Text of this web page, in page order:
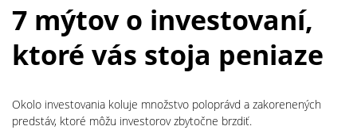
7 mýtov o investovaní,
ktoré vás stoja peniaze
Okolo investovania koluje množstvo poloprávd a zakorenených
predstáv, ktoré môžu investorov zbytočne brzdiť.